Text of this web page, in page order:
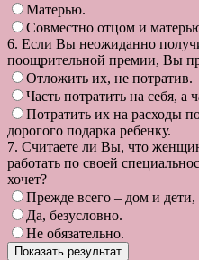
Матерью.
Совместно отцом и
6. Если Вы неожиданно
поощрительной премии, Вы
Отложить их, не потратив.
Часть потратить на себя, а
Потратить их на расходы
дорогого подарка ребенку.
7. Считаете ли Вы, что
работать по своей
хочет?
Прежде всего – дом и дети,
Да, безусловно.
Не обязательно.